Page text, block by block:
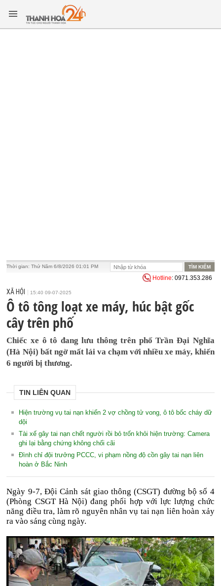
Thời gian:Thứ Năm 6/8/2026 01:01 PM
Hotline: 0971.353.286
XÃ HỘI 15:40 09-07-2025
Ô tô tông loạt xe máy, húc bật gốc
cây trên phố
Chiếc xe ô tô đang lưu thông trên phố Trần Đại Nghĩa
(Hà Nội) bất ngờ mất lái va chạm với nhiều xe máy, khiến
6 người bị thương.
TIN LIÊN QUAN
Hiện trường vụ tai nạn khiến 2 vợ chồng tử vong, ô tô bốc cháy dữ
dội
Tài xế gây tai nạn chết người rồi bỏ trốn khỏi hiện trường: Camera
ghi lại bằng chứng không chối cãi
Đình chỉ đội trưởng PCCC, vi phạm nồng độ cồn gây tai nạn liên
hoàn ở Bắc Ninh
Ngày 9-7, Đội Cảnh sát giao thông (CSGT) đường bộ số 4
(Phòng CSGT Hà Nội) đang phối hợp với lực lượng chức
năng điều tra, làm rõ nguyên nhân vụ tai nạn liên hoàn xảy
ra vào sáng cùng ngày.